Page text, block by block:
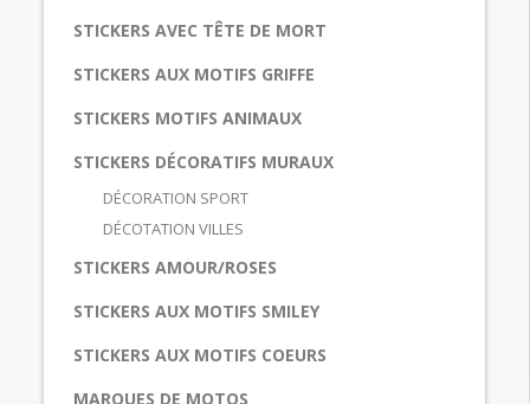
STICKERS AVEC TÊTE DE MORT
STICKERS AUX MOTIFS GRIFFE
STICKERS MOTIFS ANIMAUX
STICKERS DÉCORATIFS MURAUX
DÉCORATION SPORT
DÉCOTATION VILLES
STICKERS AMOUR/ROSES
STICKERS AUX MOTIFS SMILEY
STICKERS AUX MOTIFS COEURS
MARQUES DE MOTOS